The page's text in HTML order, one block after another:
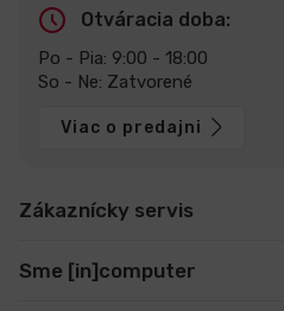
Otváracia doba:
Po - Pia: 9:00 - 18:00
So - Ne: Zatvorené
Viac o predajni
Zákaznícky servis
Sme [in]computer